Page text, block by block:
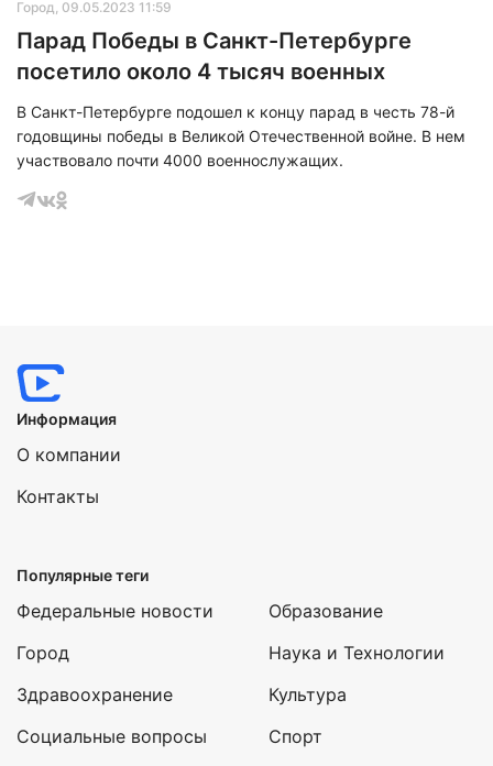
Город, 09.05.2023 11:59
Парад Победы в Санкт-Петербурге
посетило около 4 тысяч военных
В Санкт-Петербурге подошел к концу парад в честь 78-й
годовщины победы в Великой Отечественной войне. В нем
участвовало почти 4000 военнослужащих.
Информация
О компании
Контакты
Популярные теги
Федеральные новости
Город
Здравоохранение
Социальные вопросы
Образование
Наука и Технологии
Культура
Спорт